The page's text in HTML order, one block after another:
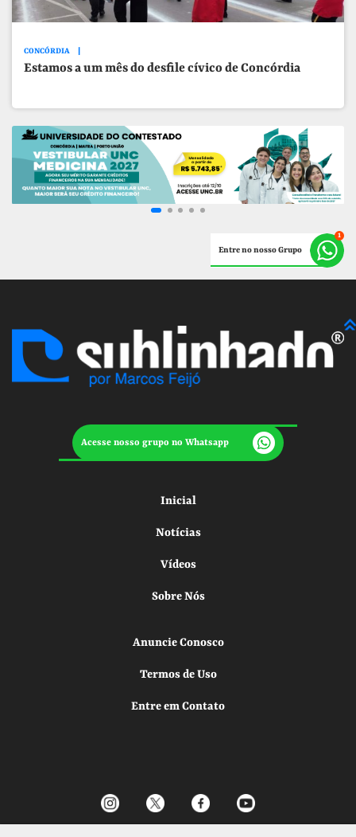
CONCÓRDIA
Estamos a um mês do desfile cívico de Concórdia
Entre no nosso Grupo
Acesse nosso grupo no Whatsapp
Inicial
Notícias
Vídeos
Sobre Nós
Anuncie Conosco
Termos de Uso
Entre em Contato